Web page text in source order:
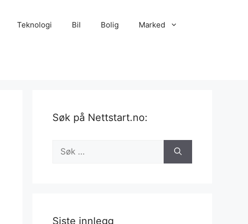
Teknologi Bil Bolig Marked
Søk på Nettstart.no:
Søk
etter:
Siste innlegg